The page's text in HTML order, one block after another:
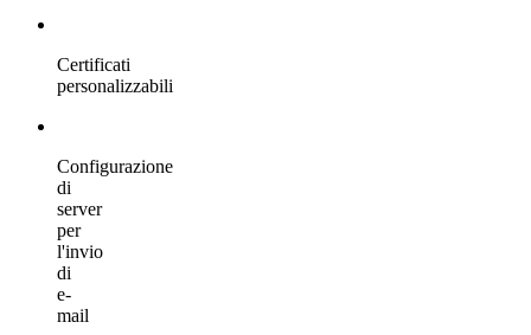
Certificati
personalizzabili
Configurazione
di
server
per
l'invio
di
e-
mail